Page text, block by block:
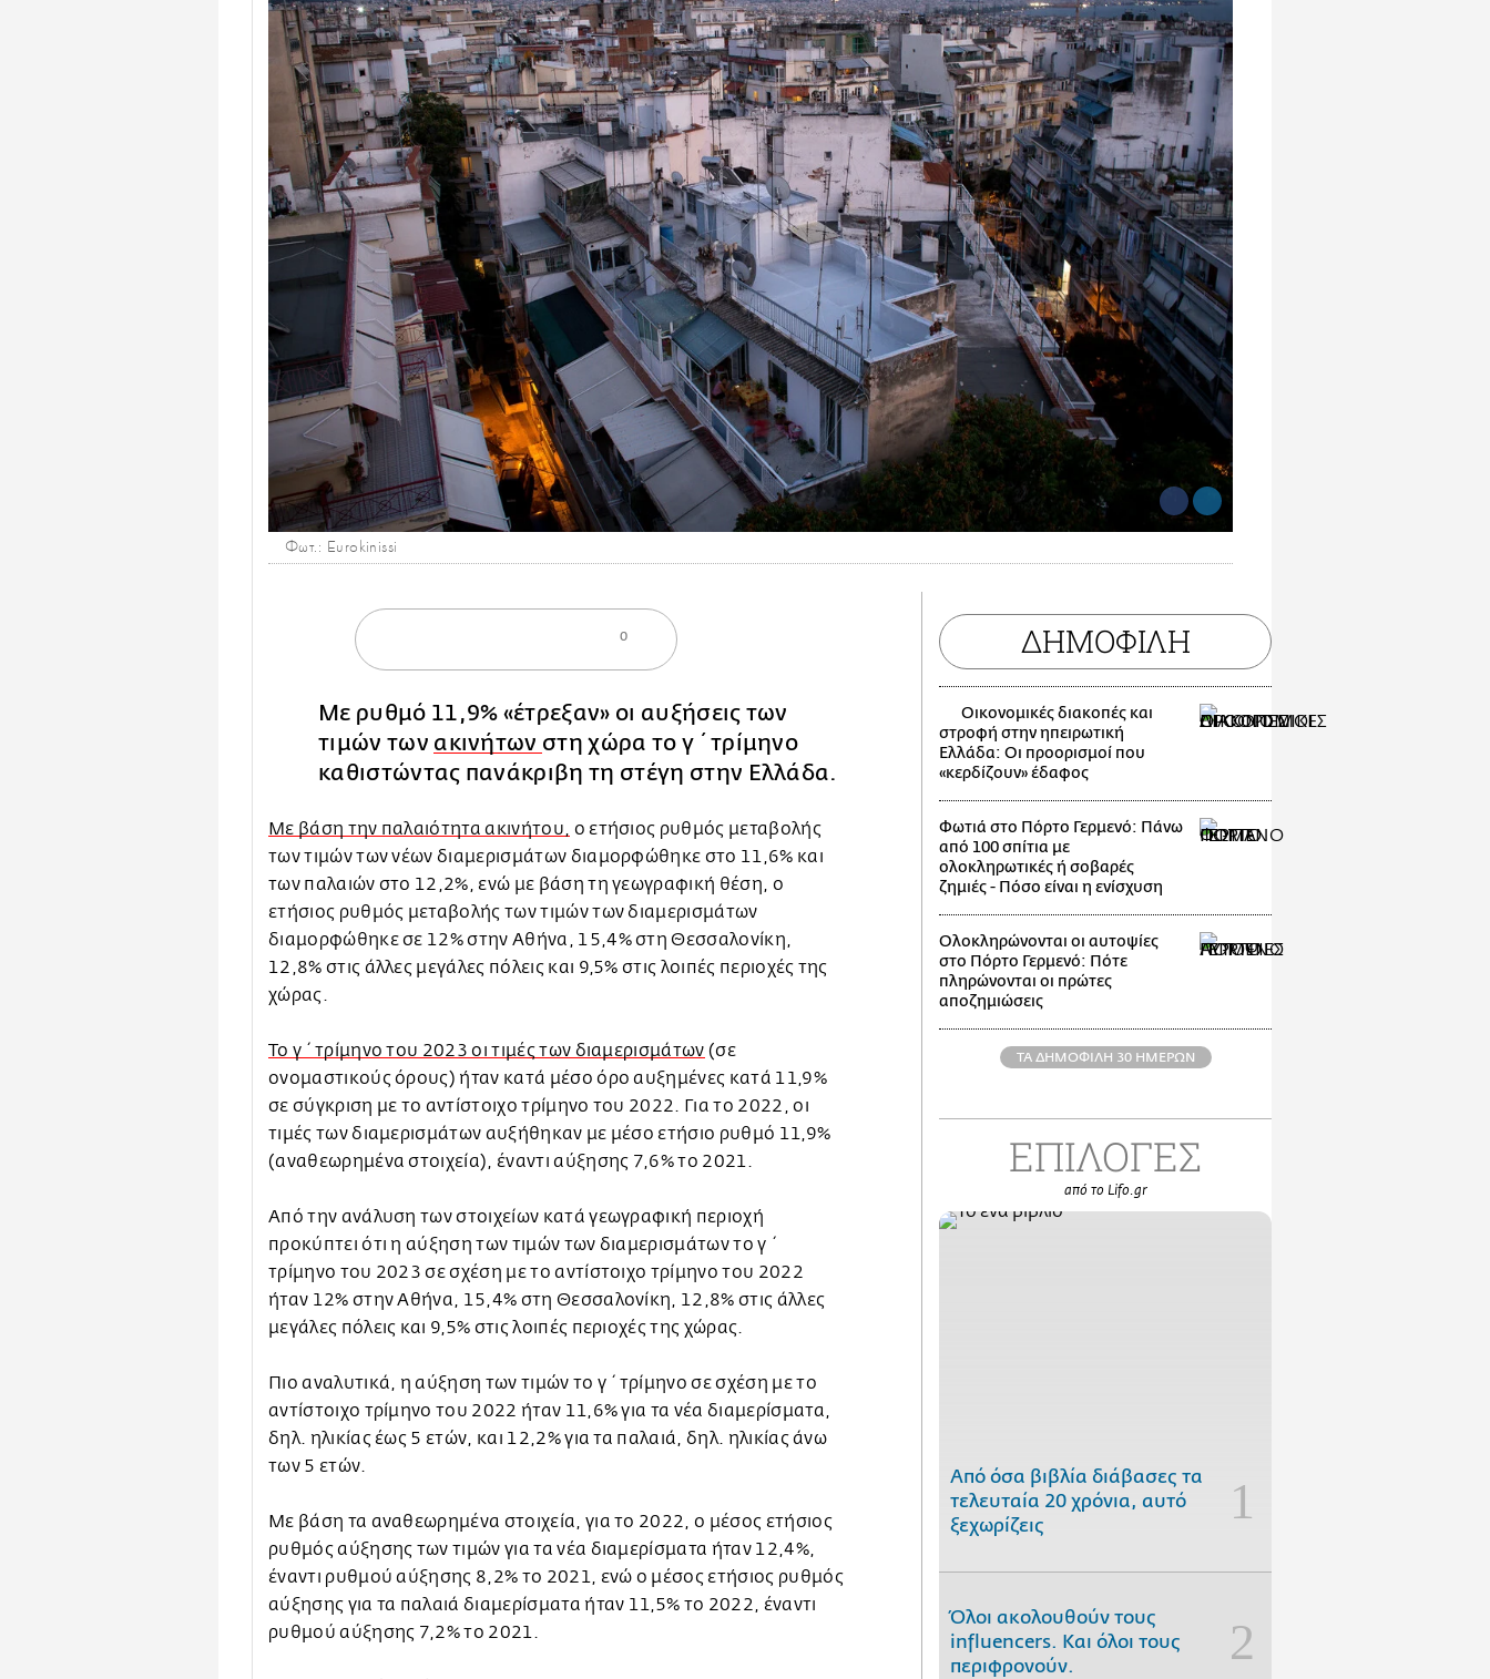
Φωτ.: Eurokinissi
0
Με ρυθμό 11,9% «έτρεξαν» οι αυξήσεις των
τιμών των ακινήτων στη χώρα το γ΄ τρίμηνο
καθιστώντας πανάκριβη τη στέγη στην Ελλάδα.
Με βάση την παλαιότητα ακινήτου, ο ετήσιος ρυθμός μεταβολής
των τιμών των νέων διαμερισμάτων διαμορφώθηκε στο 11,6% και
των παλαιών στο 12,2%, ενώ με βάση τη γεωγραφική θέση, ο
ετήσιος ρυθμός μεταβολής των τιμών των διαμερισμάτων
διαμορφώθηκε σε 12% στην Αθήνα, 15,4% στη Θεσσαλονίκη,
12,8% στις άλλες μεγάλες πόλεις και 9,5% στις λοιπές περιοχές της
χώρας.
Το γ΄ τρίμηνο του 2023 οι τιμές των διαμερισμάτων (σε
ονομαστικούς όρους) ήταν κατά μέσο όρο αυξημένες κατά 11,9%
σε σύγκριση με το αντίστοιχο τρίμηνο του 2022. Για το 2022, οι
τιμές των διαμερισμάτων αυξήθηκαν με μέσο ετήσιο ρυθμό 11,9%
(αναθεωρημένα στοιχεία), έναντι αύξησης 7,6% το 2021.
Από την ανάλυση των στοιχείων κατά γεωγραφική περιοχή
προκύπτει ότι η αύξηση των τιμών των διαμερισμάτων το γ΄
τρίμηνο του 2023 σε σχέση με το αντίστοιχο τρίμηνο του 2022
ήταν 12% στην Αθήνα, 15,4% στη Θεσσαλονίκη, 12,8% στις άλλες
μεγάλες πόλεις και 9,5% στις λοιπές περιοχές της χώρας.
Πιο αναλυτικά, η αύξηση των τιμών το γ΄ τρίμηνο σε σχέση με το
αντίστοιχο τρίμηνο του 2022 ήταν 11,6% για τα νέα διαμερίσματα,
δηλ. ηλικίας έως 5 ετών, και 12,2% για τα παλαιά, δηλ. ηλικίας άνω
των 5 ετών.
Με βάση τα αναθεωρημένα στοιχεία, για το 2022, ο μέσος ετήσιος
ρυθμός αύξησης των τιμών για τα νέα διαμερίσματα ήταν 12,4%,
έναντι ρυθμού αύξησης 8,2% το 2021, ενώ ο μέσος ετήσιος ρυθμός
αύξησης για τα παλαιά διαμερίσματα ήταν 11,5% το 2022, έναντι
ρυθμού αύξησης 7,2% το 2021.
ΔΗΜΟΦΙΛΗ
Οικονομικές διακοπές και
στροφή στην ηπειρωτική
Ελλάδα: Οι προορισμοί που
«κερδίζουν» έδαφος
Φωτιά στο Πόρτο Γερμενό: Πάνω
από 100 σπίτια με
ολοκληρωτικές ή σοβαρές
ζημιές - Πόσο είναι η ενίσχυση
Ολοκληρώνονται οι αυτοψίες
στο Πόρτο Γερμενό: Πότε
πληρώνονται οι πρώτες
αποζημιώσεις
ΤΑ ΔΗΜΟΦΙΛΗ 30 ΗΜΕΡΩΝ
ΕΠΙΛΟΓΕΣ
από το Lifo.gr
Από όσα βιβλία διάβασες τα
τελευταία 20 χρόνια, αυτό
ξεχωρίζεις
Όλοι ακολουθούν τους
influencers. Και όλοι τους
περιφρονούν.